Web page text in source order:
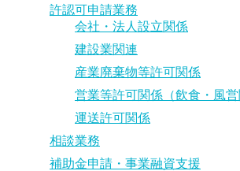
許認可申請業務
会社・法人設立関係
建設業関連
産業廃棄物等許可関係
営業等許可関係（飲食・風営
運送許可関係
相談業務
補助金申請・事業融資支援